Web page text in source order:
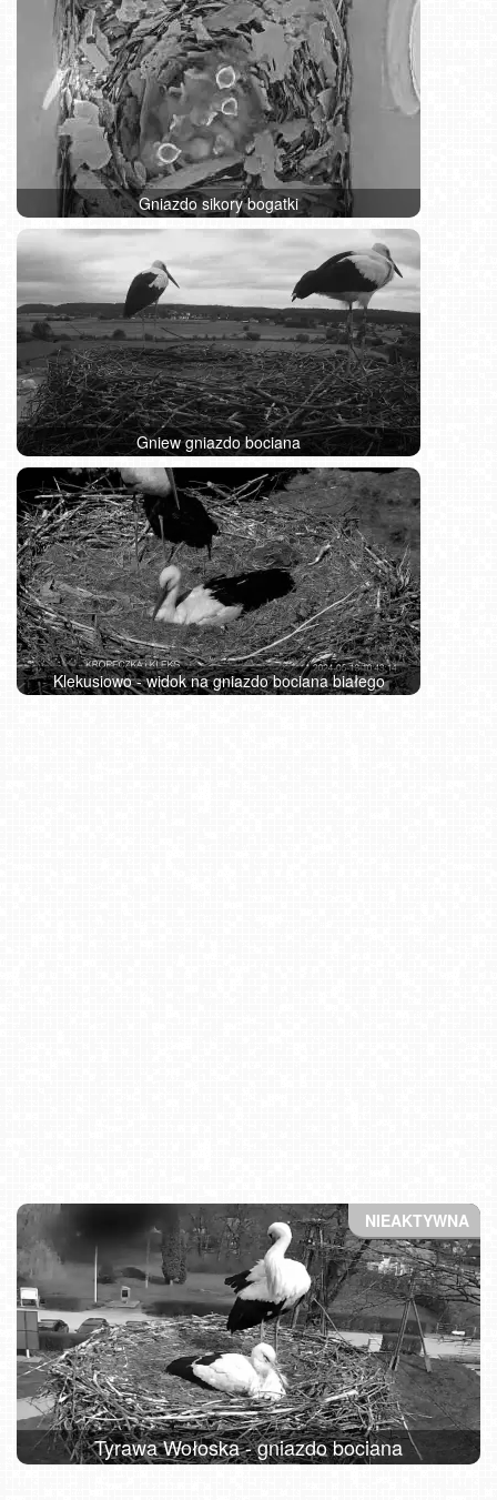
Gniazdo sikory bogatki
Gniew gniazdo bociana
Klekusiowo - widok na gniazdo bociana białego
Tyrawa Wołoska - gniazdo bociana